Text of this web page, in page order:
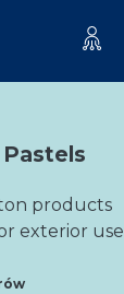
products
exterior use